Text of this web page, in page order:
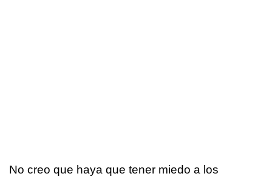
No creo que haya que tener miedo a los